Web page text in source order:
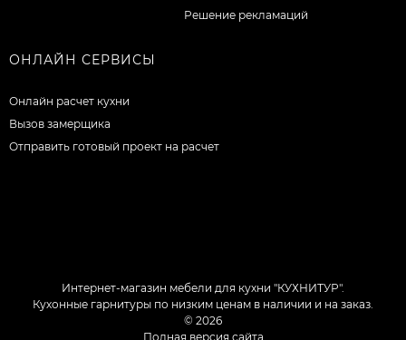
Решение рекламаций
ОНЛАЙН СЕРВИСЫ
Онлайн расчет кухни
Вызов замерщика
Отправить готовый проект на расчет
Интернет-магазин мебели для кухни "КУХНИТУР".
Кухонные гарнитуры по низким ценам в наличии и на заказ.
© 2026
Полная версия сайта